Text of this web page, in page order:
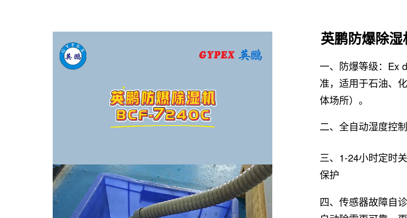
英鹏防爆除湿
一、防爆等级：Ex
准，适用于石油、
体场所）。
二、全自动湿度控
三、1-24小时定时
保护
四、传感器故障自